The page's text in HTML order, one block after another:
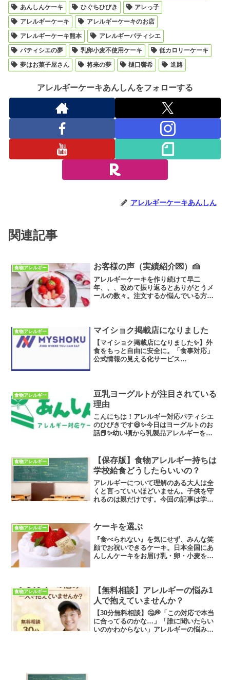
あんしんケーキ
ひぐちひびき
アレっ子
アレルギーケーキ
アレルギーケーキのお店
アレルギーケーキ熊本
アレルギーパティシエ
パティシエの夢
乳卵小麦不使用ケーキ
低カロリーケーキ
夢はお菓子屋さん
将来の夢 樋口響希 進路
アレルギーケーキあんしんをフォローする
アレルギーケーキあんしん
関連記事
食物アレルギー お客様の声（実績紹介💌）🍰
アレルギーケーキを作り続けて早二
年、、、改めて振り返るとありがとうメ
ールの数々。注文するか悩んでいる方、
食物アレルギー マイショク掲載店になりました
【マイショク掲載店になりました✨】外
食をもっと自由に安全に。「食事対応」
公式情報の見える化サービス
られるのかな…？」「どこまで...
食物アレルギー
豆乳ヨーグルトが注目されている
理由
こんにちは！アレルギー対応パティシエ
のひびきです😆✨今日はヨーグルトのお
話📕✨幼い頃から乳製品アレルギーを持
べていました。✨周りのみんなは普通の
ヨーグルト食べれていいな...
食物アレルギー
【保存版】食物アレルギー持ちは
学校給食どうしたらいいの？
アレルギーについて理解のある大人は全
くと言っていいほどいません。子供を守
れるのは親だけです。今回の記事は学校
メになったと思ったらぜひ拡散、シェア
をよろしくお願いします。
食物アレルギー ケーキを選ぶ
『食べられない』を気にせず、みんな笑
顔でお祝いできるケーキ。日本全国にあ
んしんケーキをお届け乳・卵・小麦を一
食物アレルギー
【無料相談】アレルギーの悩み1
人で抱えていませんか？
【30分無料相談】🤔💭「この対応で本当
に合ってるのかな…」「誰に聞いたらい
いのかわからない」アレルギーの悩み、